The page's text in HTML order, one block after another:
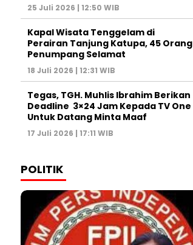
25 Juli 2026 | 12:50 WIB
Kapal Wisata Tenggelam di
Perairan Tanjung Katupa, 45 Orang
Penumpang Selamat
18 Juli 2026 | 12:31 WIB
Tegas, TGH. Muhlis Ibrahim Berikan
Deadline 3×24 Jam Kepada TV One
Untuk Datang Minta Maaf
17 Juli 2026 | 17:11 WIB
POLITIK